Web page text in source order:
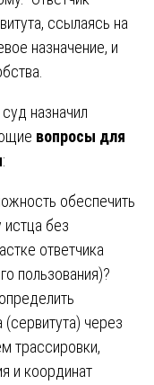
ссылаясь на
назначение, и
назначил
вопросы для
:
обеспечить
без
ответчика
пользования)?
через
трассировки,
и координат